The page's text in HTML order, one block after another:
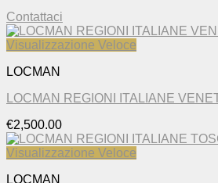
Contattaci
Visualizzazione Veloce
LOCMAN
LOCMAN REGIONI ITALIANE
€2,500.00
Visualizzazione Veloce
LOCMAN